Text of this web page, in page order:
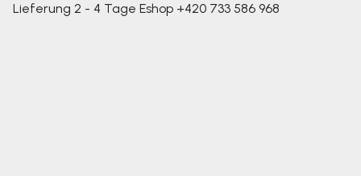
Lieferung 2 - 4 Tage Eshop +420 733 586 968